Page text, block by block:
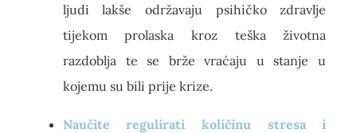
ljudi lakše održavaju psihičko zdravlje
tijekom prolaska kroz teška životna
razdoblja te se brže vraćaju u stanje u
kojemu su bili prije krize.
Naučite regulirati količinu stresa i